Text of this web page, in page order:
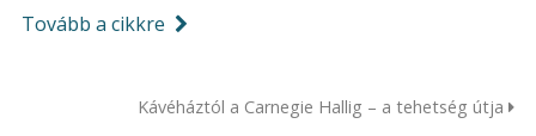
Tovább a cikkre
Kávéháztól a Carnegie Hallig – a tehetség útja